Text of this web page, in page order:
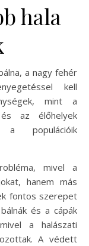
hala
a nagy fehér
kell
mint a
az élőhelyek
a populációik
mivel a
hanem más
fontos szerepet
és a cápák
a halászati
A védett